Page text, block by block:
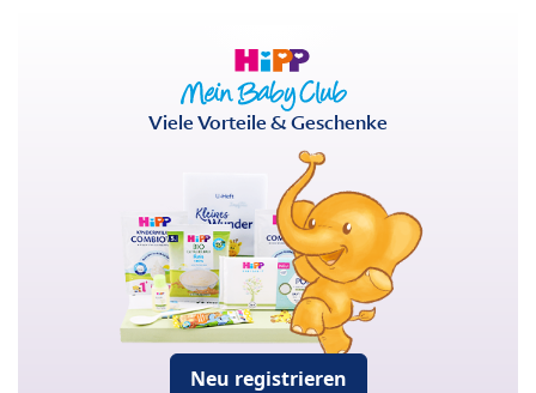
Viele Vorteile & Geschenke
Neu registrieren